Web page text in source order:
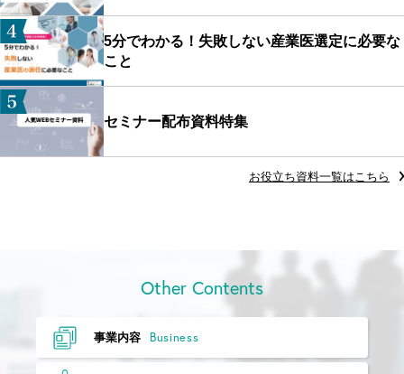
5分でわかる！失敗しない産業医選定に必要な
こと
セミナー配布資料特集
お役立ち資料一覧はこちら
Other Contents
事業内容 Business